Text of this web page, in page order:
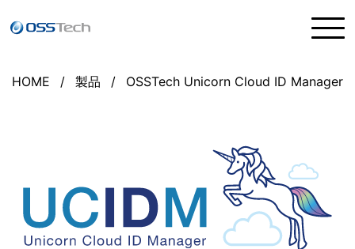
HOME 製品 OSSTech Unicorn Cloud ID Manager